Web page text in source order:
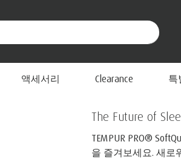
액세서리 Clearance 특
프로
The Future of
TEMPUR PRO®
을 즐겨보세요. 새로